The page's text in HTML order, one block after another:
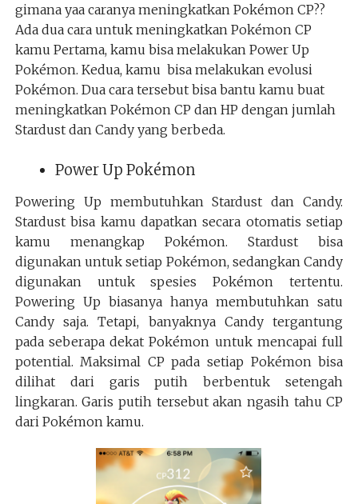
gimana yaa caranya meningkatkan Pokémon CP??
Ada dua cara untuk meningkatkan Pokémon CP
kamu Pertama, kamu bisa melakukan Power Up
Pokémon. Kedua, kamu bisa melakukan evolusi
Pokémon. Dua cara tersebut bisa bantu kamu buat
meningkatkan Pokémon CP dan HP dengan jumlah
Stardust dan Candy yang berbeda.
Power Up Pokémon
Powering Up membutuhkan Stardust dan Candy.
Stardust bisa kamu dapatkan secara otomatis setiap
kamu menangkap Pokémon. Stardust bisa
digunakan untuk setiap Pokémon, sedangkan Candy
digunakan untuk spesies Pokémon tertentu.
Powering Up biasanya hanya membutuhkan satu
Candy saja. Tetapi, banyaknya Candy tergantung
pada seberapa dekat Pokémon untuk mencapai full
potential. Maksimal CP pada setiap Pokémon bisa
dilihat dari garis putih berbentuk setengah
lingkaran. Garis putih tersebut akan ngasih tahu CP
dari Pokémon kamu.